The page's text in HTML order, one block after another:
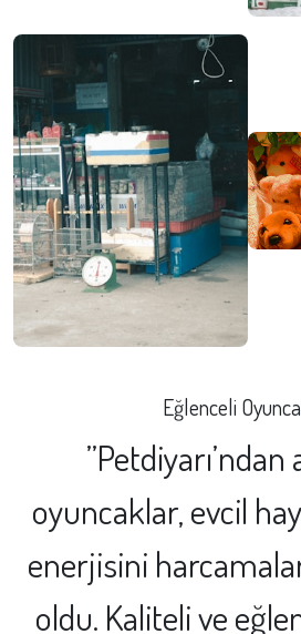
Eğlenceli
”Petdiyarı’ndan
oyuncaklar, evcil
enerjisini
oldu. Kaliteli ve